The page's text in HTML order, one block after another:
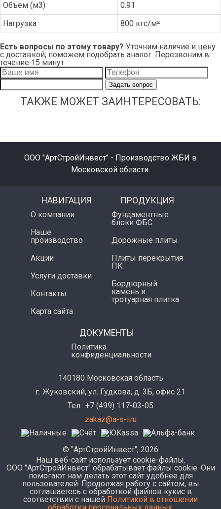
Объем (м3)
0.91
Нагрузка
800 кгс/м²
Есть вопросы по этому товару? Уточним наличие и цену
с доставкой, поможем подобрать аналог. Перезвоним в
течение 15 минут.
Задать вопрос
ТАКЖЕ МОЖЕТ ЗАИНТЕРЕСОВАТЬ:
ООО "АртСтройИнвест" - Производство ЖБИ в
Московской области.
НАВИГАЦИЯ
О компании
Наше
производство
Акции
Услуги доставки
Контакты
Карта сайта
ПРОДУКЦИЯ
Фундаментные
блоки ФБС
Дорожные плиты
Плиты перекрытия
ПК
Бордюрный
камень и
тротуарная плитка
ДОКУМЕНТЫ
Политика
конфиденциальности
140180 Московская область
г. Жуковский, ул. Гудкова, д. 3Б, офис 21
Тел.: +7 (499) 117-03-05
zakaz@a-s-i.ru
© "АртСтройИнвест", 2026
Наш веб-сайт использует cookie-файлы.
ООО "АртСтройИнвест" обрабатывает файлы cookie. Они
помогают нам делать этот сайт удобнее для
пользователей. Продолжая работу с сайтом, вы
соглашаетесь с обработкой файлов кукис в
соответствии с нашей Политикой в отношении